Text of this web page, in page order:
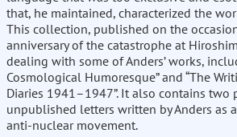
that, he maintained, characterized the
This collection, published on the
anniversary of the catastrophe at
dealing with some of Anders’ works,
Cosmological Humoresque” and “The
Diaries 1941–1947”. It also contains two
unpublished letters written by Anders as
anti-nuclear movement.